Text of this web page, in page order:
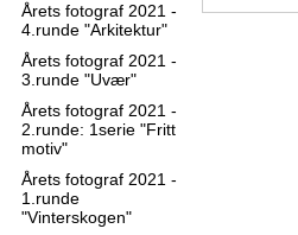
Årets fotograf 2021 -
4.runde "Arkitektur"
Årets fotograf 2021 -
3.runde "Uvær"
Årets fotograf 2021 -
2.runde: 1serie "Fritt
motiv"
Årets fotograf 2021 -
1.runde
"Vinterskogen"